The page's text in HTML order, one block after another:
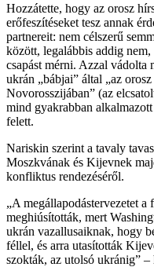
Hozzátette, hogy az orosz
erőfeszítéseket tesz annak
partnereit: nem célszerű
között, legalábbis addig
csapást mérni. Azzal vádolta
ukrán „bábjai” által „az
Novorosszijában” (az
mind gyakrabban
felett.
Nariskin szerint a tavaly
Moszkvának és Kijevnek
konfliktus rendezéséről.
„A megállapodástervezetet a
meghiúsították, mert
ukrán vazallusaiknak, hogy
féllel, és arra utasították
szokták, az utolsó ukránig” –